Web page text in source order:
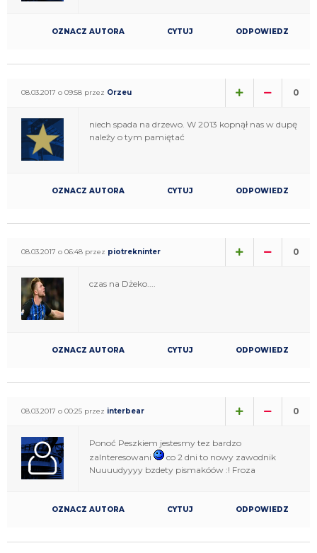
OZNACZ AUTORA CYTUJ ODPOWIEDZ
08.03.2017 o 09:58 przez Orzeu 0
niech spada na drzewo. W 2013 kopnął nas w dupę
należy o tym pamiętać
OZNACZ AUTORA CYTUJ ODPOWIEDZ
08.03.2017 o 06:48 przez piotrekninter 0
czas na Dżeko....
OZNACZ AUTORA CYTUJ ODPOWIEDZ
08.03.2017 o 00:25 przez interbear 0
Ponoć Peszkiem jestesmy tez bardzo
zaInteresowani
co 2 dni to nowy zawodnik
Nuuuudyyyy bzdety pismakóów :! Froza
OZNACZ AUTORA CYTUJ ODPOWIEDZ